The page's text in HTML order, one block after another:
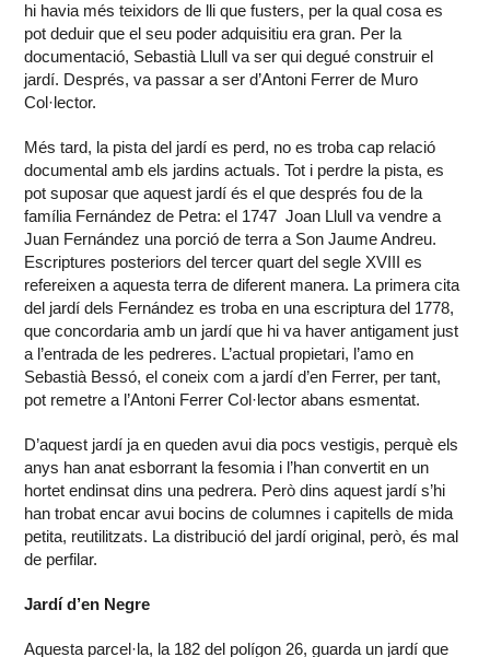
hi havia més teixidors de lli que fusters, per la qual cosa es
pot deduir que el seu poder adquisitiu era gran. Per la
documentació, Sebastià Llull va ser qui degué construir el
jardí. Després, va passar a ser d’Antoni Ferrer de Muro
Col·lector.
Més tard, la pista del jardí es perd, no es troba cap relació
documental amb els jardins actuals. Tot i perdre la pista, es
pot suposar que aquest jardí és el que després fou de la
família Fernández de Petra: el 1747 Joan Llull va vendre a
Juan Fernández una porció de terra a Son Jaume Andreu.
Escriptures posteriors del tercer quart del segle XVIII es
refereixen a aquesta terra de diferent manera. La primera cita
del jardí dels Fernández es troba en una escriptura del 1778,
que concordaria amb un jardí que hi va haver antigament just
a l’entrada de les pedreres. L’actual propietari, l’amo en
Sebastià Bessó, el coneix com a jardí d’en Ferrer, per tant,
pot remetre a l’Antoni Ferrer Col·lector abans esmentat.
D’aquest jardí ja en queden avui dia pocs vestigis, perquè els
anys han anat esborrant la fesomia i l’han convertit en un
hortet endinsat dins una pedrera. Però dins aquest jardí s’hi
han trobat encar avui bocins de columnes i capitells de mida
petita, reutilitzats. La distribució del jardí original, però, és mal
de perfilar.
Jardí d’en Negre
Aquesta parcel·la, la 182 del polígon 26, guarda un jardí que